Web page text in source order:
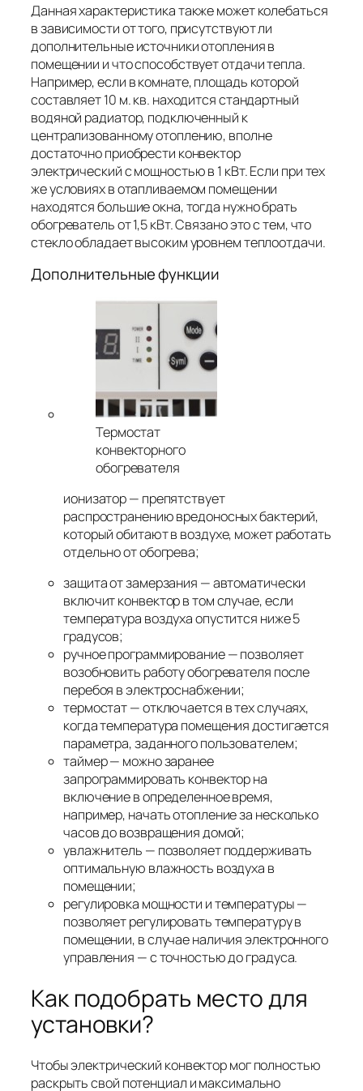
Данная характеристика также может колебаться
в зависимости от того, присутствуют ли
дополнительные источники отопления в
помещении и что способствует отдачи тепла.
Например, если в комнате, площадь которой
составляет 10 м. кв. находится стандартный
водяной радиатор, подключенный к
централизованному отоплению, вполне
достаточно приобрести конвектор
электрический с мощностью в 1 кВт. Если при тех
же условиях в отапливаемом помещении
находятся большие окна, тогда нужно брать
обогреватель от 1,5 кВт. Связано это с тем, что
стекло обладает высоким уровнем теплоотдачи.
Дополнительные функции
Термостат
конвекторного
обогревателя
ионизатор — препятствует
распространению вредоносных бактерий,
который обитают в воздухе, может работать
отдельно от обогрева;
защита от замерзания — автоматически
включит конвектор в том случае, если
температура воздуха опустится ниже 5
градусов;
ручное программирование — позволяет
возобновить работу обогревателя после
перебоя в электроснабжении;
термостат — отключается в тех случаях,
когда температура помещения достигается
параметра, заданного пользователем;
таймер — можно заранее
запрограммировать конвектор на
включение в определенное время,
например, начать отопление за несколько
часов до возвращения домой;
увлажнитель — позволяет поддерживать
оптимальную влажность воздуха в
помещении;
регулировка мощности и температуры —
позволяет регулировать температуру в
помещении, в случае наличия электронного
управления — с точностью до градуса.
Как подобрать место для
установки?
Чтобы электрический конвектор мог полностью
раскрыть свой потенциал и максимально